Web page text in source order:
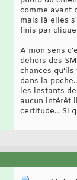
comme avant
mais là elles
finis par
A mon sens
dehors des
chances
dans la
les instants
aucun intérêt
certitude... Si